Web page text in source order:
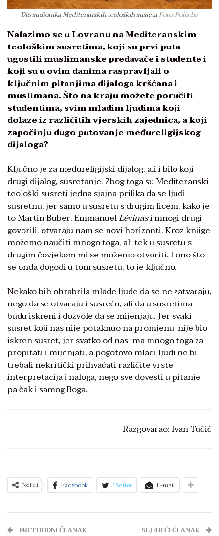
Dio sudionika Mediteranskih teoloških susretaFoto: Polis.ba
Nalazimo se u Lovranu na Mediteranskim
teološkim susretima, koji su prvi puta
ugostili muslimanske predavače i studente i
koji su u ovim danima raspravljali o
ključnim pitanjima dijaloga kršćana i
muslimana. Što na kraju možete poručiti
studentima, svim mladim ljudima koji
dolaze iz različitih vjerskih zajednica, a koji
započinju dugo putovanje međureligijskog
dijaloga?
Ključno je za međureligijski dijalog, ali i bilo koji
drugi dijalog, susretanje. Zbog toga su Mediteranski
teološki susreti jedna sjajna prilika da se ljudi
susretnu, jer samo u susretu s drugim licem, kako je
to Martin Buber, EmmanuelLévinasi mnogi drugi
govorili, otvaraju nam se novi horizonti. Kroz knjige
možemo naučiti mnogo toga, ali tek u susretu s
drugim čovjekom mi se možemo otvoriti. I ono što
se onda dogodi u tom susretu, to je ključno.
Nekako bih ohrabrila mlade ljude da se ne zatvaraju,
nego da se otvaraju i susreću, ali da u susretima
budu iskreni i dozvole da se mijenjaju. Jer svaki
susret koji nas nije potaknuo na promjenu, nije bio
iskren susret, jer svatko od nas ima mnogo toga za
propitati i mijenjati, a pogotovo mladi ljudi ne bi
trebali nekritički prihvaćati različite vrste
interpretacija i naloga, nego sve dovesti u pitanje
pa čak i samog Boga.
Razgovarao: Ivan Tučić
Podijeli Facebook Twitter E-mail
PRETHODNI ČLANAK SLJEDEĆI ČLANAK